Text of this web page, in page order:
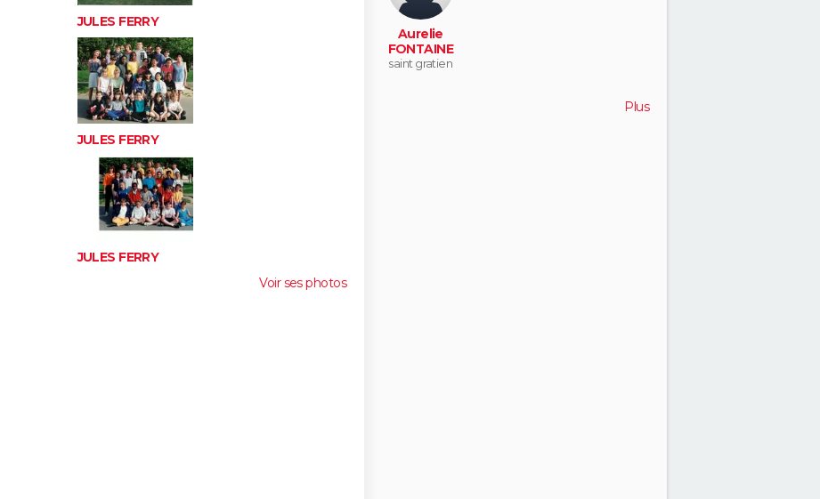
JULES FERRY
JULES FERRY
JULES FERRY
Voir ses photos
Aurelie
FONTAINE
saint gratien
Plus